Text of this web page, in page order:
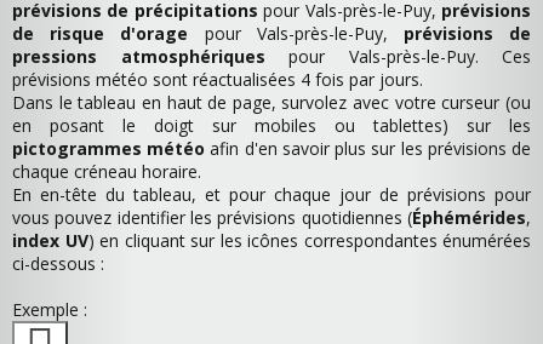
prévisions de précipitations pour Vals-près-le-Puy, prévisions
de risque d'orage pour Vals-près-le-Puy, prévisions de
pressions atmosphériques pour Vals-près-le-Puy. Ces
prévisions météo sont réactualisées 4 fois par jours.
Dans le tableau en haut de page, survolez avec votre curseur (ou
en posant le doigt sur mobiles ou tablettes) sur les
pictogrammes météo afin d'en savoir plus sur les prévisions de
chaque créneau horaire.
En en-tête du tableau, et pour chaque jour de prévisions pour
vous pouvez identifier les prévisions quotidiennes (Éphémérides,
index UV) en cliquant sur les icônes correspondantes énumérées
ci-dessous :
Exemple :